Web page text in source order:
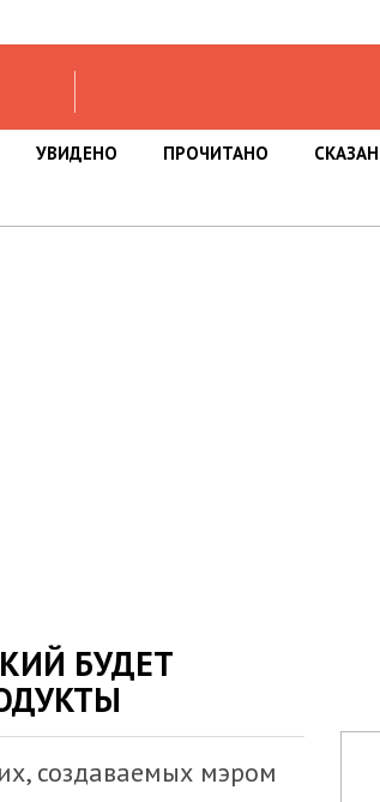
УВИДЕНО ПРОЧИТАНО
БУДЕТ
создаваемых мэром